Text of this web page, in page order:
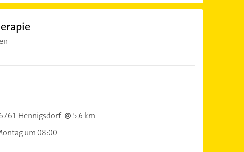
Hennigsdorf
5,6 km
um 08:00